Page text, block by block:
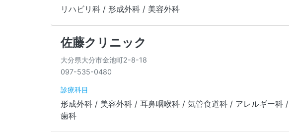
リハビリ科 / 形成外科 / 美容外科
佐藤クリニック
大分県大分市金池町2-8-18
097-535-0480
診療科目
形成外科 / 美容外科 / 耳鼻咽喉科 / 気管食道科 / アレルギー科 /
歯科